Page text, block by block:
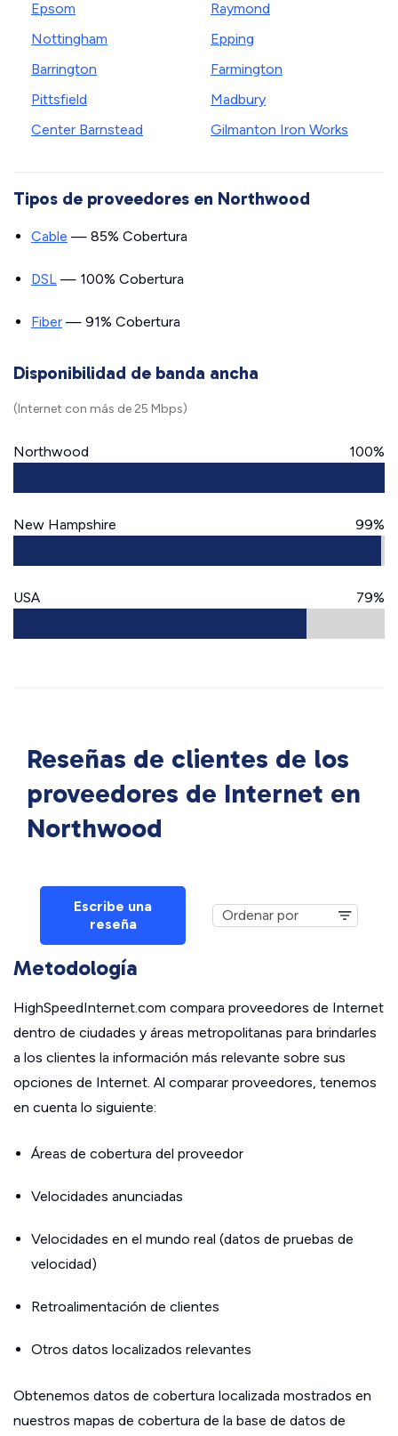
Epsom
Nottingham
Barrington
Pittsfield
Center Barnstead
Raymond
Epping
Farmington
Madbury
Gilmanton Iron Works
Tipos de proveedores en Northwood
Cable — 85% Cobertura
DSL — 100% Cobertura
Fiber — 91% Cobertura
Disponibilidad de banda ancha
(Internet con más de 25 Mbps)
Northwood 100%
New Hampshire 99%
USA 79%
Reseñas de clientes de los
proveedores de Internet en
Northwood
Escribe una
reseña
Metodología
HighSpeedInternet.com compara proveedores de Internet
dentro de ciudades y áreas metropolitanas para brindarles
a los clientes la información más relevante sobre sus
opciones de Internet. Al comparar proveedores, tenemos
en cuenta lo siguiente:
Áreas de cobertura del proveedor
Velocidades anunciadas
Velocidades en el mundo real (datos de pruebas de
velocidad)
Retroalimentación de clientes
Otros datos localizados relevantes
Obtenemos datos de cobertura localizada mostrados en
nuestros mapas de cobertura de la base de datos de